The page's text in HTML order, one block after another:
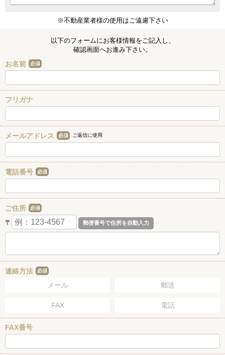
※不動産業者様の使用はご遠慮下さい
以下のフォームにお客様情報をご記入し、
確認画面へお進み下さい。
お名前 必須
フリガナ
メールアドレス 必須 ご返信に使用
電話番号 必須
ご住所 必須
〒
連絡方法 必須
メール 郵送
FAX 電話
FAX番号